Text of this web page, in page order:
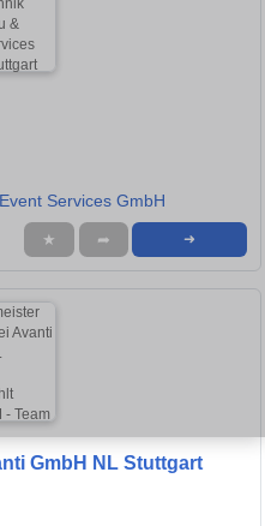
Services GmbH
★ ➦ ➜
GmbH NL Stuttgart